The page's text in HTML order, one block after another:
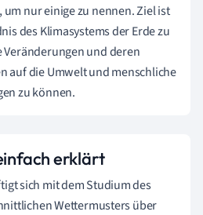
nur einige zu nennen. Ziel ist
des Klimasystems der Erde zu
und deren
auf die Umwelt und menschliche
zu können.
erklärt
sich mit dem Studium des
Wettermusters über